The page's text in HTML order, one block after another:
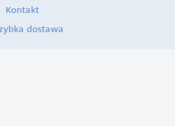
Kontakt
dostawa